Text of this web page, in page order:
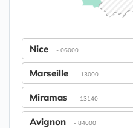
Nice - 06000
Marseille - 13000
Miramas - 13140
Avignon - 84000